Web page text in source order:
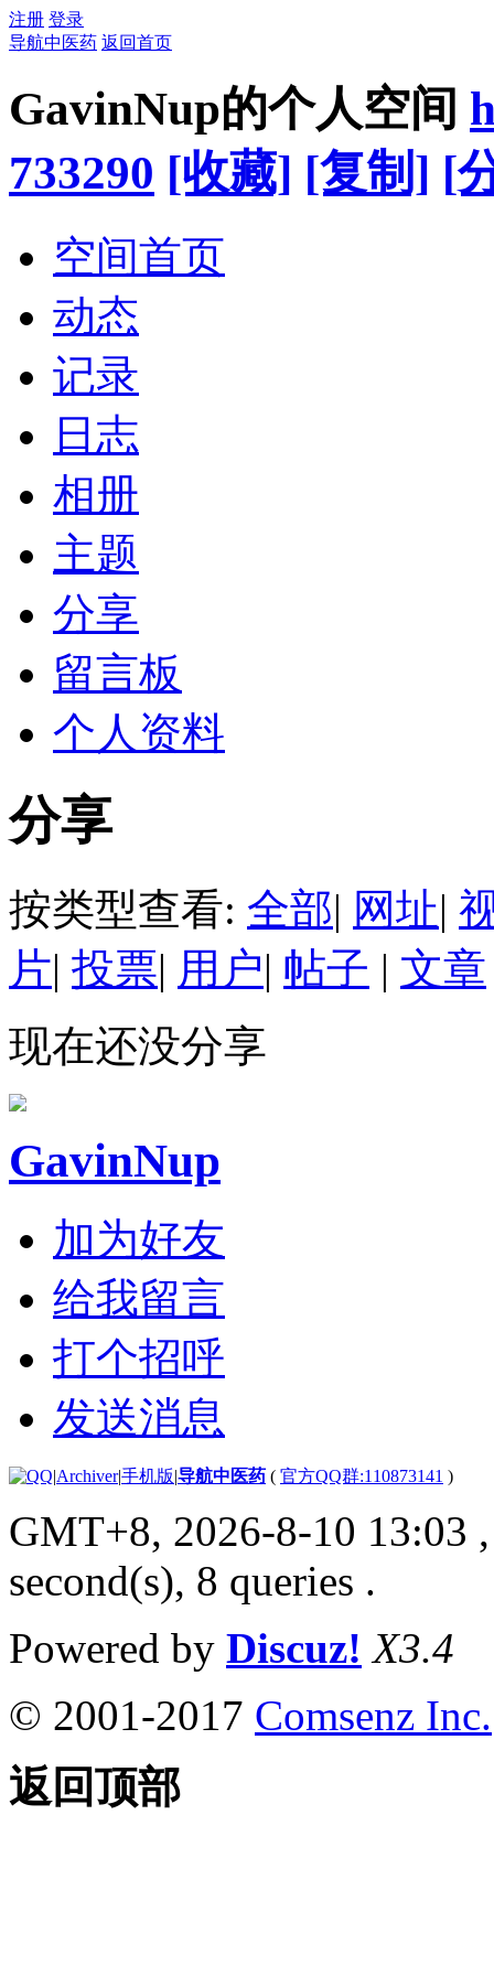
注册 登录
导航中医药 返回首页
GavinNup的个人空间
733290 [收藏] [复制] [
空间首页
动态
记录
日志
相册
主题
分享
留言板
个人资料
分享
按类型查看: 全部| 网址|
片| 投票| 用户| 帖子 | 文章
现在还没分享
GavinNup
加为好友
给我留言
打个招呼
发送消息
|Archiver|手机版|导航中医药 ( 官方QQ群:110873141 )
GMT+8, 2026-8-10 13:03
second(s), 8 queries .
Powered by Discuz! X3.4
© 2001-2017 Comsenz Inc.
返回顶部